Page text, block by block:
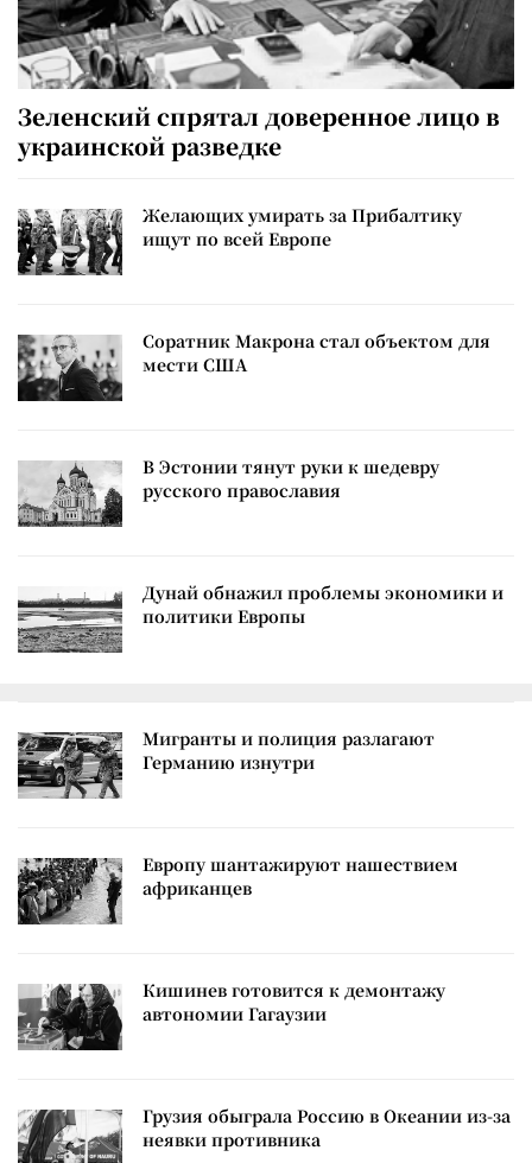
Зеленский спрятал доверенное лицо в
украинской разведке
Желающих умирать за Прибалтику
ищут по всей Европе
Соратник Макрона стал объектом для
мести США
В Эстонии тянут руки к шедевру
русского православия
Дунай обнажил проблемы экономики и
политики Европы
Мигранты и полиция разлагают
Германию изнутри
Европу шантажируют нашествием
африканцев
Кишинев готовится к демонтажу
автономии Гагаузии
Грузия обыграла Россию в Океании из-за
неявки противника